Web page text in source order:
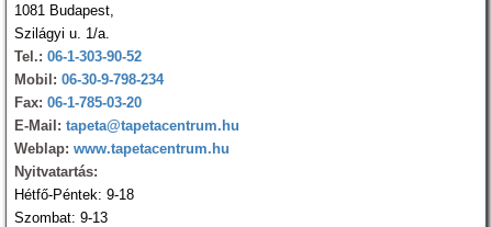
1081 Budapest,
Szilágyi u. 1/a.
Tel.: 06-1-303-90-52
Mobil: 06-30-9-798-234
Fax: 06-1-785-03-20
E-Mail: tapeta@tapetacentrum.hu
Weblap: www.tapetacentrum.hu
Nyitvatartás:
Hétfő-Péntek: 9-18
Szombat: 9-13